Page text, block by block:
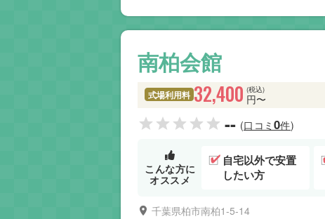
南柏会館
式場利用料 (税込)
32,400 円〜
-- (口コミ0件)
こんな方に
オススメ
自宅以外で安置
したい方
千葉県柏市南柏1-5-14